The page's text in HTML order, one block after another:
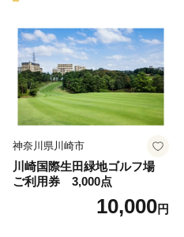
神奈川県川崎市
川崎国際生田緑地ゴルフ場
ご利用券 3,000点
10,000円